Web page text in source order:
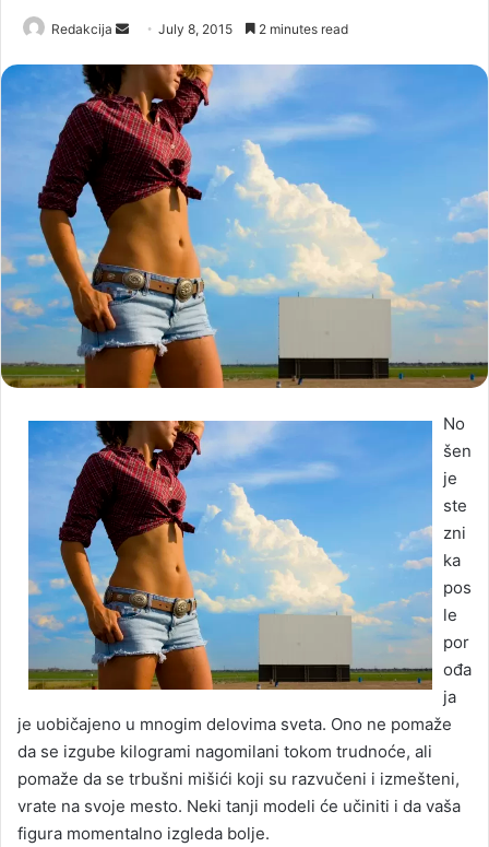
Redakcija
d
a
n
e
a
i
l
July 8, 2015 2 minutes read
No
šen
je
ste
zni
ka
pos
le
por
ođa
ja
je uobičajeno u mnogim delovima sveta. Ono ne pomaže
da se izgube kilogrami nagomilani tokom trudnoće, ali
pomaže da se trbušni mišići koji su razvučeni i izmešteni,
vrate na svoje mesto. Neki tanji modeli će učiniti i da vaša
figura momentalno izgleda bolje.